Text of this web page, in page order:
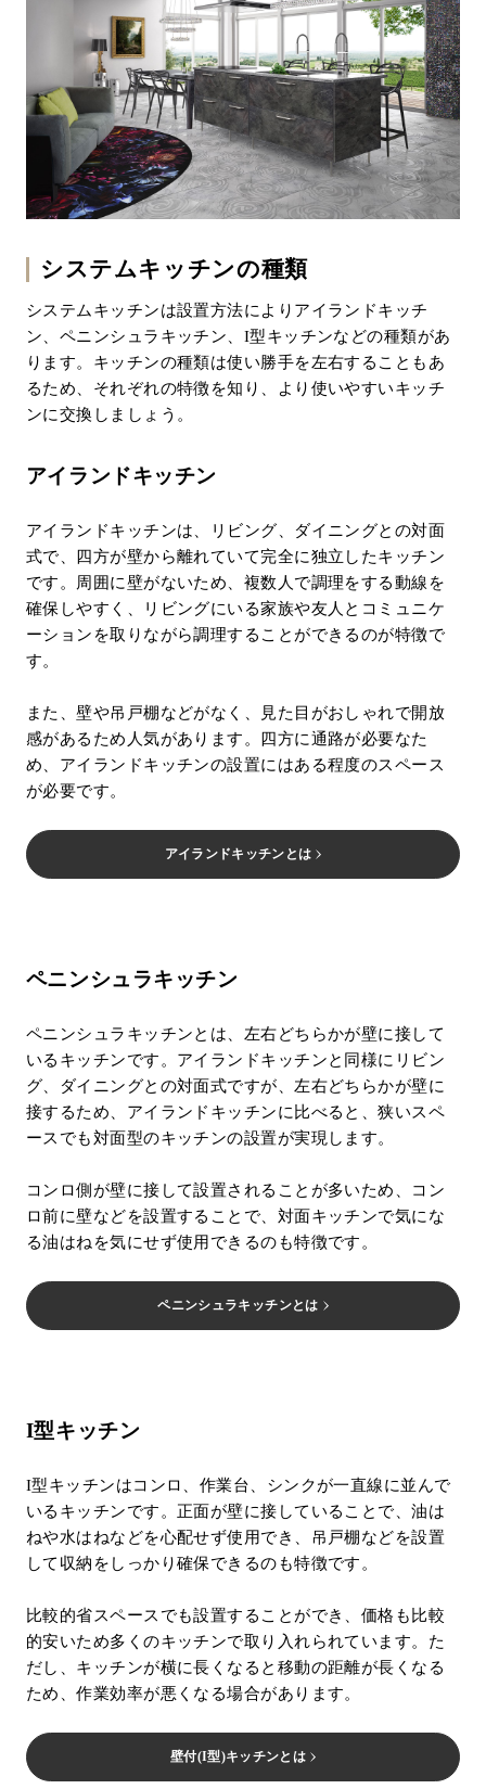
システムキッチンの種類
システムキッチンは設置方法によりアイランドキッチ
ン、ペニンシュラキッチン、I型キッチンなどの種類があ
ります。キッチンの種類は使い勝手を左右することもあ
るため、それぞれの特徴を知り、より使いやすいキッチ
ンに交換しましょう。
アイランドキッチン
アイランドキッチンは、リビング、ダイニングとの対面
式で、四方が壁から離れていて完全に独立したキッチン
です。周囲に壁がないため、複数人で調理をする動線を
確保しやすく、リビングにいる家族や友人とコミュニケ
ーションを取りながら調理することができるのが特徴で
す。
また、壁や吊戸棚などがなく、見た目がおしゃれで開放
感があるため人気があります。四方に通路が必要なた
め、アイランドキッチンの設置にはある程度のスペース
が必要です。
アイランドキッチンとは
ペニンシュラキッチン
ペニンシュラキッチンとは、左右どちらかが壁に接して
いるキッチンです。アイランドキッチンと同様にリビン
グ、ダイニングとの対面式ですが、左右どちらかが壁に
接するため、アイランドキッチンに比べると、狭いスペ
ースでも対面型のキッチンの設置が実現します。
コンロ側が壁に接して設置されることが多いため、コン
ロ前に壁などを設置することで、対面キッチンで気にな
る油はねを気にせず使用できるのも特徴です。
ペニンシュラキッチンとは
I型キッチン
I型キッチンはコンロ、作業台、シンクが一直線に並んで
いるキッチンです。正面が壁に接していることで、油は
ねや水はねなどを心配せず使用でき、吊戸棚などを設置
して収納をしっかり確保できるのも特徴です。
比較的省スペースでも設置することができ、価格も比較
的安いため多くのキッチンで取り入れられています。た
だし、キッチンが横に長くなると移動の距離が長くなる
ため、作業効率が悪くなる場合があります。
壁付(I型)キッチンとは